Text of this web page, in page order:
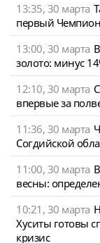
13:35, 30 марта
первый
13:00, 30 марта
золото: минус
12:10, 30 марта
впервые за
11:36, 30 марта
Согдийской
11:00, 30 марта
весны:
10:21, 30 марта
Хуситы готовы
кризис